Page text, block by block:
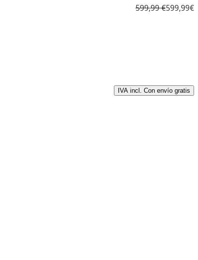
599,99 €599,99€
IVA incl. Con envío gratis